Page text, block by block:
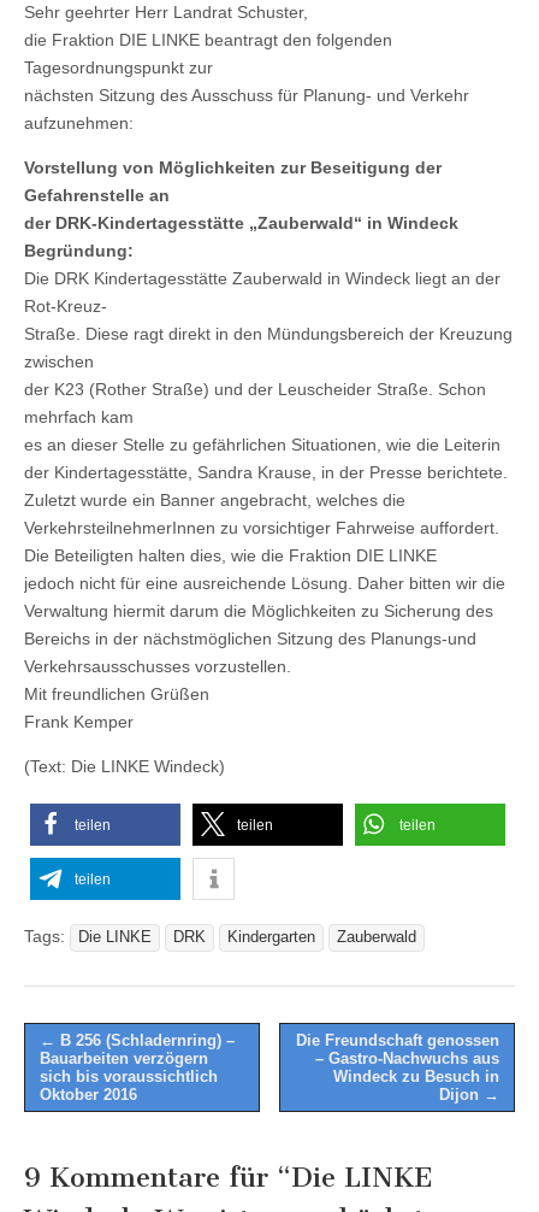
Sehr geehrter Herr Landrat Schuster,
die Fraktion DIE LINKE beantragt den folgenden
Tagesordnungspunkt zur
nächsten Sitzung des Ausschuss für Planung- und Verkehr
aufzunehmen:
Vorstellung von Möglichkeiten zur Beseitigung der
Gefahrenstelle an
der DRK-Kindertagesstätte „Zauberwald“ in Windeck
Begründung:
Die DRK Kindertagesstätte Zauberwald in Windeck liegt an der
Rot-Kreuz-
Straße. Diese ragt direkt in den Mündungsbereich der Kreuzung
zwischen
der K23 (Rother Straße) und der Leuscheider Straße. Schon
mehrfach kam
es an dieser Stelle zu gefährlichen Situationen, wie die Leiterin
der Kindertagesstätte, Sandra Krause, in der Presse berichtete.
Zuletzt wurde ein Banner angebracht, welches die
VerkehrsteilnehmerInnen zu vorsichtiger Fahrweise auffordert.
Die Beteiligten halten dies, wie die Fraktion DIE LINKE
jedoch nicht für eine ausreichende Lösung. Daher bitten wir die
Verwaltung hiermit darum die Möglichkeiten zu Sicherung des
Bereichs in der nächstmöglichen Sitzung des Planungs-und
Verkehrsausschusses vorzustellen.
Mit freundlichen Grüßen
Frank Kemper
(Text: Die LINKE Windeck)
teilen teilen teilen
teilen
Tags: Die LINKE DRK Kindergarten Zauberwald
Post
navigation
← B 256 (Schladernring) –
Bauarbeiten verzögern
sich bis voraussichtlich
Oktober 2016
Die Freundschaft genossen
– Gastro-Nachwuchs aus
Windeck zu Besuch in
Dijon →
9 Kommentare für “Die LINKE